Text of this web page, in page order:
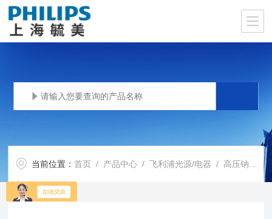
当前位置：首页 / 产品中心 /飞利浦光源/电器 / 高压钠灯 /